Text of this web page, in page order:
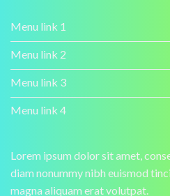
Menu link 1
Menu link 2
Menu link 3
Menu link 4
Lorem ipsum dolor sit amet,
diam nonummy nibh euismod
magna aliquam erat volutpat.